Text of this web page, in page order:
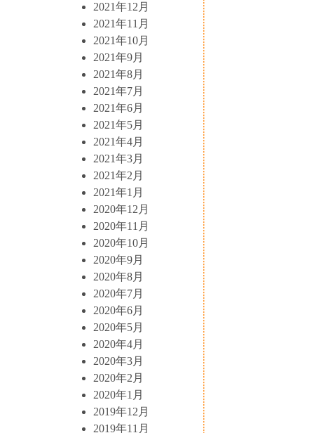
2021年12月
2021年11月
2021年10月
2021年9月
2021年8月
2021年7月
2021年6月
2021年5月
2021年4月
2021年3月
2021年2月
2021年1月
2020年12月
2020年11月
2020年10月
2020年9月
2020年8月
2020年7月
2020年6月
2020年5月
2020年4月
2020年3月
2020年2月
2020年1月
2019年12月
2019年11月